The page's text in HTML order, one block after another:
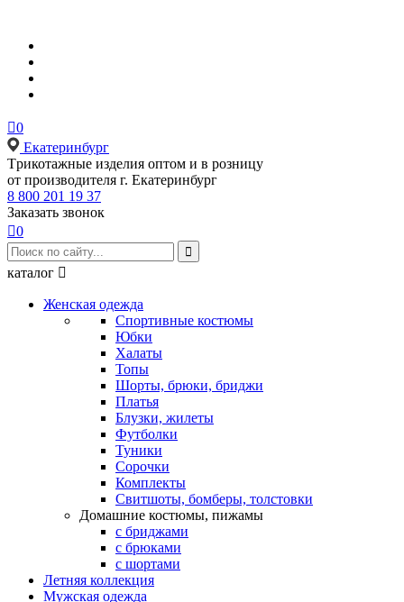
0
Екатеринбург
Tрикотажные изделия оптом и в розницу
от производителя г. Екатеринбург
8 800 201 19 37
Заказать звонок
0

каталог 
Женская одежда
Спортивные костюмы
Юбки
Халаты
Топы
Шорты, брюки, бриджи
Платья
Блузки, жилеты
Футболки
Туники
Сорочки
Комплекты
Свитшоты, бомберы, толстовки
Домашние костюмы, пижамы
с бриджами
с брюками
с шортами
Летняя коллекция
Мужская одежда